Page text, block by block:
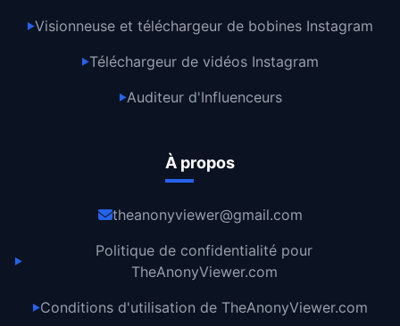
▶Visionneuse et téléchargeur de bobines Instagram
▶Téléchargeur de vidéos Instagram
▶Auditeur d'Influenceurs
À propos
theanonyviewer@gmail.com
▶
Politique de confidentialité pour
TheAnonyViewer.com
▶Conditions d'utilisation de TheAnonyViewer.com